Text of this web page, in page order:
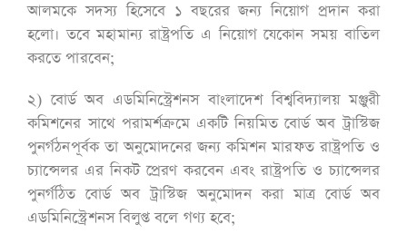
আলমকে সদস্য হিসেবে ১ বছরের জন্য নিয়োগ প্রদান করা
হলো। তবে মহামান্য রাষ্ট্রপতি এ নিয়োগ যেকোন সময় বাতিল
করতে পারবেন;
২) বোর্ড অব এডমিনিস্ট্রেশনস বাংলাদেশ বিশ্ববিদ্যালয় মঞ্জুরী
কমিশনের সাথে পরামর্শক্রমে একটি নিয়মিত বোর্ড অব ট্রাস্টিজ
পুনর্গঠনপূর্বক তা অনুমোদনের জন্য কমিশন মারফত রাষ্ট্রপতি ও
চ্যান্সেলর এর নিকট প্রেরণ করবেন এবং রাষ্ট্রপতি ও চ্যান্সেলর
পুনর্গঠিত বোর্ড অব ট্রাস্টিজ অনুমোদন করা মাত্র বোর্ড অব
এডমিনিস্ট্রেশনস বিলুপ্ত বলে গণ্য হবে;